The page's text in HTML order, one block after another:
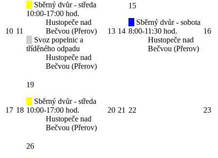
10 11
Sběrný dvůr - středa
10:00-17:00 hod.
Hustopeče nad
Bečvou (Přerov)
Svoz popelnic a
tříděného odpadu
Hustopeče nad
Bečvou (Přerov)
13 14
15
Sběrný dvůr - sobota
8:00-11:30 hod.
Hustopeče nad
Bečvou (Přerov)
16
17 18
19
Sběrný dvůr - středa
10:00-17:00 hod.
Hustopeče nad
Bečvou (Přerov)
20 21 22 23
26